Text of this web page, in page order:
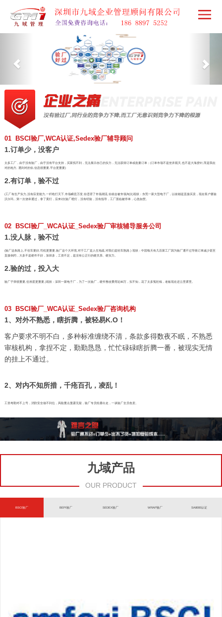
01 BSCI验厂,WCA认证,Sedex验厂辅导顾问
1.订单少，没客户
太多工厂，由于没有验厂，由于没有平台支持，买家找不到，无法展示自己的实力，无法获得订单或批量订单；(订单市场不是坐井观天,也不是大海捞针,而是我在
对的地方, 遇到对的你,信息很重要,平台更重要)
2.有订单，验不过
(工厂有生产实力,没有应变能力,一杆枪打天下,市场瞬息万变,你违背了市场潮流,你就会被市场淘汰)现状：东莞一家大型电子厂，以前都是直接买卖，现在客户要验
沃尔玛，第一次侥幸通过，拿了黄灯，后来2次验厂橙灯，没有经验，没有指导，工厂面临被停单，心急如焚。
02 BSCI验厂_WCA认证_Sedex验厂审核辅导服务公司
1.没人脉，验不过
(验厂这条路上,不但车要好,司机更重要,验厂这个大环境,对于工厂是人生地疏,对我们是轻车熟路.) 现状：中国每天有几百家工厂因为验厂通不过导致订单减少甚至
直接倒闭，大多不是硬件不好，加班多，工资不足，是没有公正行的硬关系、硬实力。
2.验的过，投入大
验厂子弹很重要,但准星更重要,)现状：深圳一家电子厂，为了一次验厂，硬件整改费用近80万，实不知，花了太多冤枉钱，老板现在还云里雾里。
03 BSCI验厂_WCA认证_Sedex验厂咨询机构
1、对外不熟悉，瞎折腾，被轻易K.O！
客户要求不明不白，多种标准缠绕不清，条款多得数夜不眠，不熟悉
审核机构，拿捏不定，勤勤恳恳，忙忙碌碌瞎折腾一番，被现实无情
的挂上不通过。
2、对内不知所措，千疮百孔，凌乱！
工资考勤对不上号，消防安全做不到位，风险重点显露无疑，验厂专员轮番出走，一谈验厂全员色变。
九域产品
OUR PRODUCT
BSCI验厂 BEPI验厂 SEDEX验厂 WRAP验厂 SA8000认证